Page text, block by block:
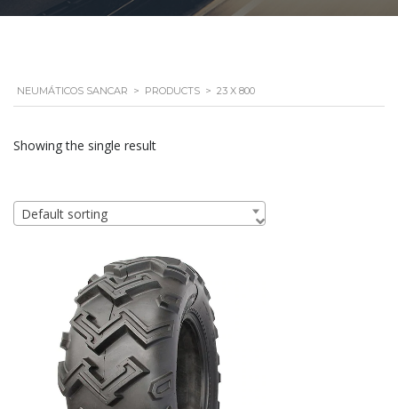
NEUMÁTICOS SANCAR > PRODUCTS > 23 X 800
Showing the single result
Default sorting